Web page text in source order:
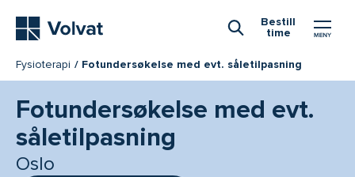
Bestill
time
Fysioterapi Fotundersøkelse med evt. såletilpasning
Fotundersøkelse med evt.
såletilpasning
Oslo